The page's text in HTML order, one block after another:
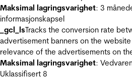
Maksimal lagringsvarighet: 3
informasjonskapsel
_gcl_lsTracks the conversion rate
advertisement banners on the
relevance of the advertisements on
Maksimal lagringsvarighet:
Uklassifisert 8